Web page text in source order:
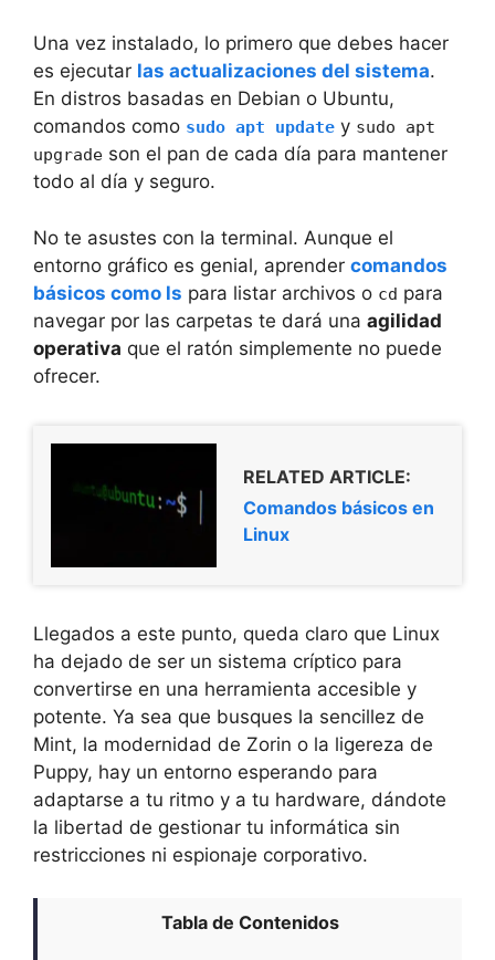
Una vez instalado, lo primero que debes hacer
es ejecutar las actualizaciones del sistema.
En distros basadas en Debian o Ubuntu,
comandos como sudo apt update y sudo apt
upgrade son el pan de cada día para mantener
todo al día y seguro.
No te asustes con la terminal. Aunque el
entorno gráfico es genial, aprender comandos
básicos como ls para listar archivos o cd para
navegar por las carpetas te dará una agilidad
operativa que el ratón simplemente no puede
ofrecer.
RELATED ARTICLE:
Comandos básicos en
Linux
Llegados a este punto, queda claro que Linux
ha dejado de ser un sistema críptico para
convertirse en una herramienta accesible y
potente. Ya sea que busques la sencillez de
Mint, la modernidad de Zorin o la ligereza de
Puppy, hay un entorno esperando para
adaptarse a tu ritmo y a tu hardware, dándote
la libertad de gestionar tu informática sin
restricciones ni espionaje corporativo.
Tabla de Contenidos